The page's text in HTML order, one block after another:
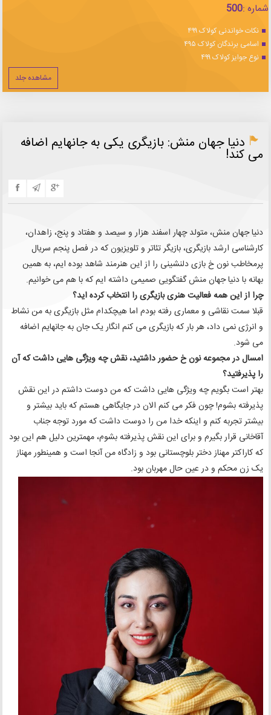
شماره :500
نکات خواندنی کولاک ۴۹۹
اسامی برندگان کولاک ۴۹۵
نوع جوایز کولاک ۴۹۹
مشاهده جلد
دنیا جهان منش: بازیگری یکی به جانهایم اضافه
می کند!
دنیا جهان‌ منش، متولد چهار اسفند هزار و سیصد و هفتاد و پنج، زاهدان،
کارشناسی ارشد بازیگری، بازیگر تئاتر و تلویزیون که در فصل پنجم سریال
پرمخاطب نون خ بازی دلنشینی را از این هنرمند شاهد بوده ایم، به همین
بهانه با دنیا جهان منش گفتگویی صمیمی داشته ایم که با هم می خوانیم.
چرا از این همه فعالیت هنری بازیگری را انتخاب کرده اید؟
قبلا سمت نقاشی و معماری رفته بودم اما هیچکدام مثل بازیگری به من نشاط
و انرژی نمی داد، هر بار که بازیگری می کنم انگار یک جان به جانهایم اضافه
می شود.
امسال در مجموعه نون خ حضور داشتید، نقش چه ویژگی هایی داشت که آن
را پذیرفتید؟
️بهتر است بگویم چه ویژگی‌ هایی داشت که من دوست داشتم در این نقش
پذیرفته بشوم! چون فکر می کنم الان در جایگاهی هستم که باید بیشتر و
بیشتر تجربه کنم و اینکه خدا من را دوست داشت که مورد توجه جناب
آقاخانی قرار بگیرم و برای این نقش پذیرفته بشوم، مهمترین دلیل هم این بود
که کاراکتر مهناز دختر بلوچستانی بود و زادگاه من آنجا است و همینطور مهناز
یک زن محکم و در عین حال مهربان بود.